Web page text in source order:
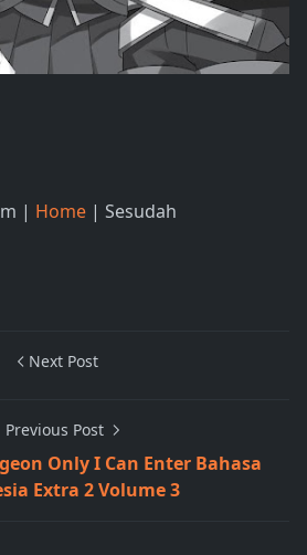
| Home | Sesudah
Next Post
Previous Post
Only I Can Enter Bahasa
Extra 2 Volume 3